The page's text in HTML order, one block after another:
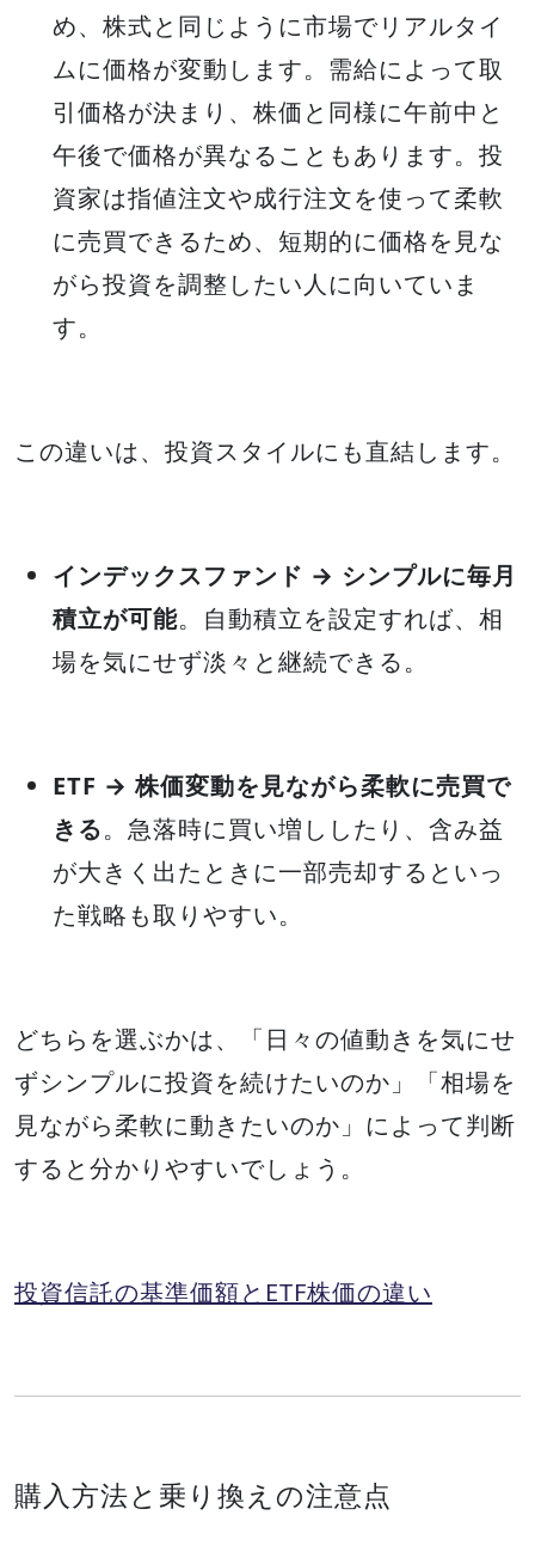
め、株式と同じように市場でリアルタイ
ムに価格が変動します。需給によって取
引価格が決まり、株価と同様に午前中と
午後で価格が異なることもあります。投
資家は指値注文や成行注文を使って柔軟
に売買できるため、短期的に価格を見な
がら投資を調整したい人に向いていま
す。
この違いは、投資スタイルにも直結します。
インデックスファンド → シンプルに毎月
積立が可能。自動積立を設定すれば、相
場を気にせず淡々と継続できる。
ETF → 株価変動を見ながら柔軟に売買で
きる。急落時に買い増ししたり、含み益
が大きく出たときに一部売却するといっ
た戦略も取りやすい。
どちらを選ぶかは、「日々の値動きを気にせ
ずシンプルに投資を続けたいのか」「相場を
見ながら柔軟に動きたいのか」によって判断
すると分かりやすいでしょう。
投資信託の基準価額とETF株価の違い
購入方法と乗り換えの注意点